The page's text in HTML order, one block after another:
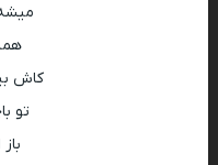
کاش
تو